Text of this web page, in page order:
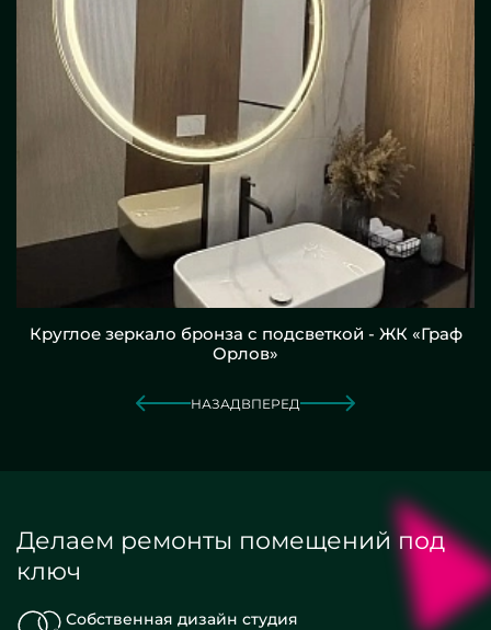
Круглое зеркало бронза с подсветкой - ЖК «Граф
Орлов»
НАЗАД ВПЕРЕД
Делаем ремонты помещений под
ключ
Собственная дизайн студия